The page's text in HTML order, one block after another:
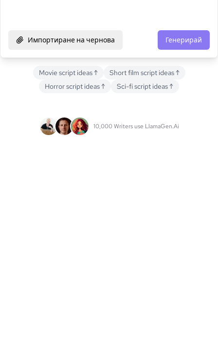
Импортиране на чернова Генерирай
Movie script ideas↑ Short film script ideas↑
Horror script ideas↑ Sci-fi script ideas↑
10,000 Writers use LlamaGen.Ai